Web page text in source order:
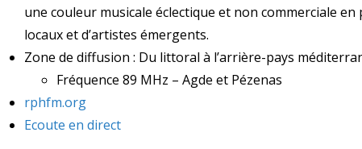
une couleur musicale éclectique et non commerciale
locaux et d’artistes émergents.
Zone de diffusion : Du littoral à l’arrière-pays
Fréquence 89 MHz – Agde et Pézenas
rphfm.org
Ecoute en direct